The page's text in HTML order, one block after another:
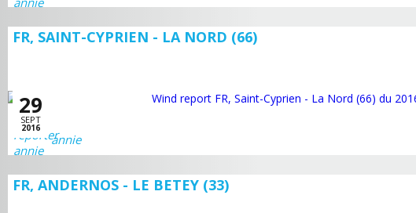
FR, SAINT-CYPRIEN - LA NORD (66)
29
SEPT
2016
annie
FR, ANDERNOS - LE BETEY (33)